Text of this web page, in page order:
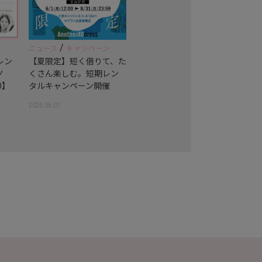
ン
ニュース / キャンペーン
【夏限定】短く借りて、た
くさん楽しむ。短期レン
タルキャンペーン開催
2026.06.01